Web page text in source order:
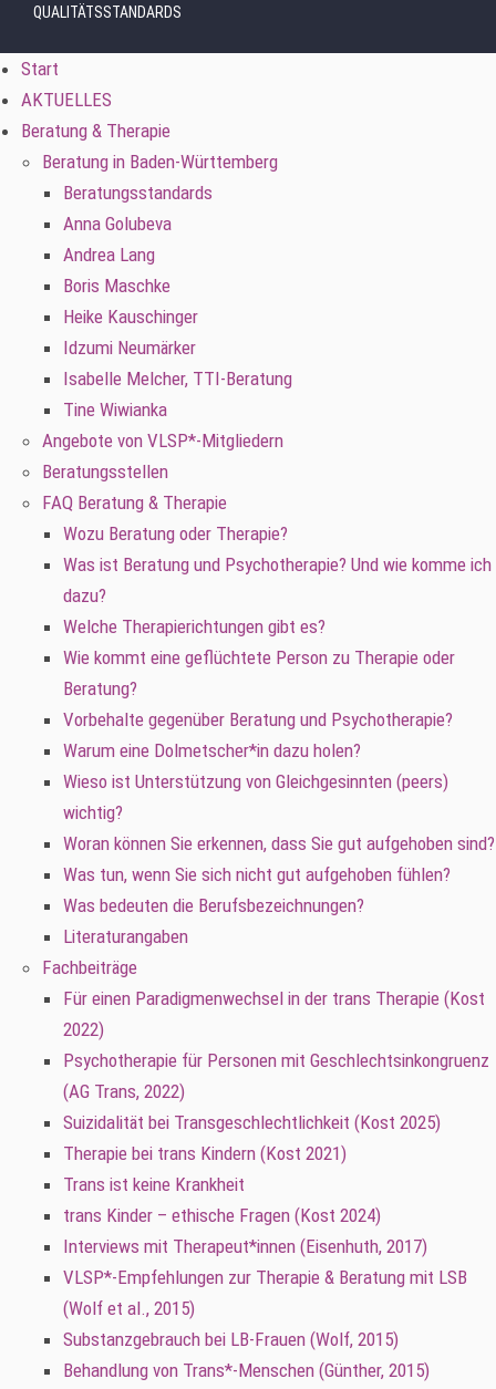
QUALITÄTSSTANDARDS
Start
AKTUELLES
Beratung & Therapie
Beratung in Baden-Württemberg
Beratungsstandards
Anna Golubeva
Andrea Lang
Boris Maschke
Heike Kauschinger
Idzumi Neumärker
Isabelle Melcher, TTI-Beratung
Tine Wiwianka
Angebote von VLSP*-Mitgliedern
Beratungsstellen
FAQ Beratung & Therapie
Wozu Beratung oder Therapie?
Was ist Beratung und Psychotherapie? Und wie komme ich
dazu?
Welche Therapierichtungen gibt es?
Wie kommt eine geflüchtete Person zu Therapie oder
Beratung?
Vorbehalte gegenüber Beratung und Psychotherapie?
Warum eine Dolmetscher*in dazu holen?
Wieso ist Unterstützung von Gleichgesinnten (peers)
wichtig?
Woran können Sie erkennen, dass Sie gut aufgehoben sind?
Was tun, wenn Sie sich nicht gut aufgehoben fühlen?
Was bedeuten die Berufsbezeichnungen?
Literaturangaben
Fachbeiträge
Für einen Paradigmenwechsel in der trans Therapie (Kost
2022)
Psychotherapie für Personen mit Geschlechtsinkongruenz
(AG Trans, 2022)
Suizidalität bei Transgeschlechtlichkeit (Kost 2025)
Therapie bei trans Kindern (Kost 2021)
Trans ist keine Krankheit
trans Kinder – ethische Fragen (Kost 2024)
Interviews mit Therapeut*innen (Eisenhuth, 2017)
VLSP*-Empfehlungen zur Therapie & Beratung mit LSB
(Wolf et al., 2015)
Substanzgebrauch bei LB-Frauen (Wolf, 2015)
Behandlung von Trans*-Menschen (Günther, 2015)